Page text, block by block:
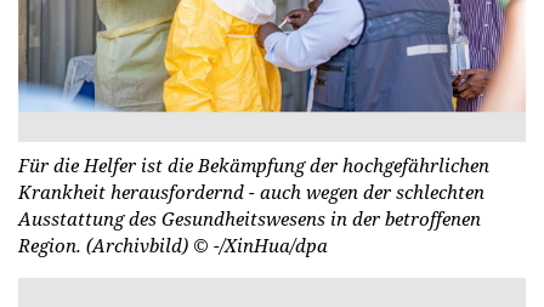
Für die Helfer ist die Bekämpfung der hochgefährlichen
Krankheit herausfordernd - auch wegen der schlechten
Ausstattung des Gesundheitswesens in der betroffenen
Region. (Archivbild) © -/XinHua/dpa